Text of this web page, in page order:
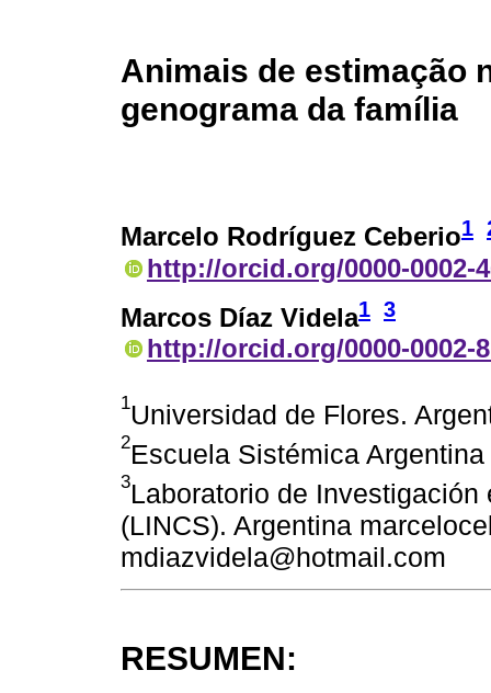
Animais de estimação
genograma da família
Marcelo Rodríguez Ceberio1
http://orcid.org/0000-0002-
Marcos Díaz Videla1 3
http://orcid.org/0000-0002-
1Universidad de Flores.
2Escuela Sistémica Argentina
3Laboratorio de
(LINCS). Argentina
mdiazvidela@hotmail.com
RESUMEN: